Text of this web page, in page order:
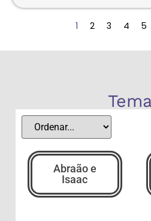
1 2 3 4 5
Abraão e
Isaac